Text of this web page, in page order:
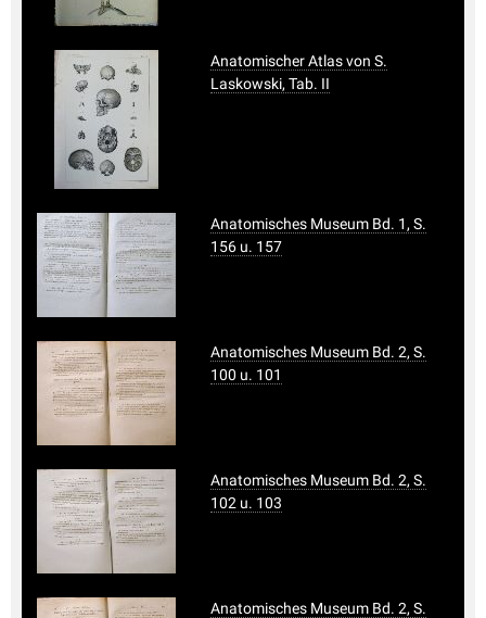
Anatomischer Atlas von S.
Laskowski, Tab. II
Anatomisches Museum Bd. 1, S.
156 u. 157
Anatomisches Museum Bd. 2, S.
100 u. 101
Anatomisches Museum Bd. 2, S.
102 u. 103
Anatomisches Museum Bd. 2, S.